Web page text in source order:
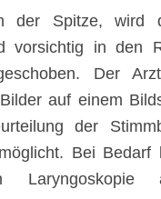
der Spitze, wird
vorsichtig in den
Der
auf einem
der
Bei Bedarf
Laryngoskopie